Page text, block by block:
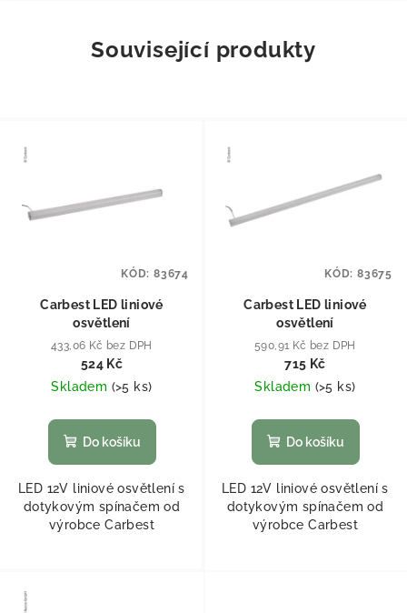
Související produkty
Carbest LED liniové
osvětlení
433,06 Kč bez DPH
524 Kč
Skladem (>5 ks)
Do košíku
LED 12V liniové osvětlení s
dotykovým spínačem od
výrobce Carbest
KÓD: 83674
Carbest LED liniové
osvětlení
590,91 Kč bez DPH
715 Kč
Skladem (>5 ks)
Do košíku
LED 12V liniové osvětlení s
dotykovým spínačem od
výrobce Carbest
KÓD: 83675